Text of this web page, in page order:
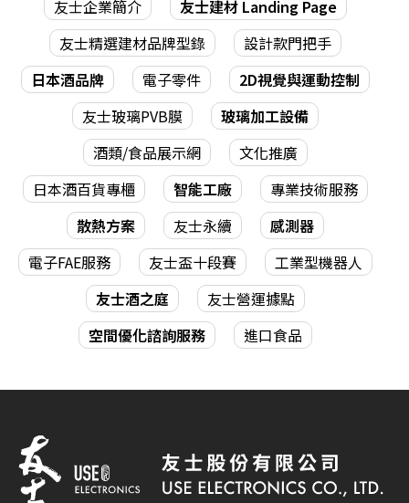
友士企業簡介
友士建材 Landing Page
友士精選建材品牌型錄
設計款門把手
日本酒品牌
電子零件
2D視覺與運動控制
友士玻璃PVB膜
玻璃加工設備
酒類/食品展示網
文化推廣
日本酒百貨專櫃
智能工廠
專業技術服務
散熱方案
友士永續
感測器
電子FAE服務
友士盃十段賽
工業型機器人
友士酒之庭
友士營運據點
空間優化諮詢服務
進口食品